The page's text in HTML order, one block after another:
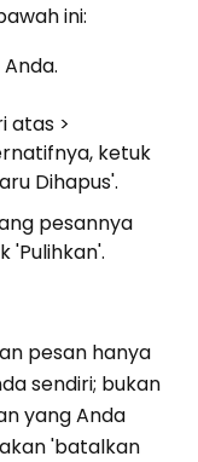
ini:
atas >
ketuk
Dihapus'.
pesannya
'Pulihkan'.
pesan hanya
sendiri; bukan
yang Anda
'batalkan